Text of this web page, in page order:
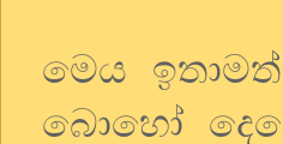
මෙය
බොහෝ